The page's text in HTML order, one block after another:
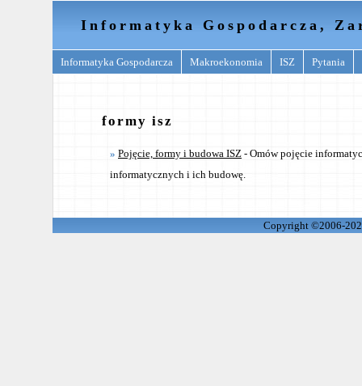
Informatyka Gospodarcza,
Informatyka Gospodarcza Makroekonomia ISZ Pytania
formy isz
Pojęcie, formy i budowa ISZ - Omów pojęcie
informatycznych i ich budowę.
Copyright ©2006-